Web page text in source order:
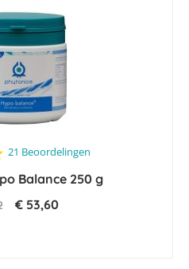
5.0
rating
21 Beoordelingen
Balance 250 g
€ 53,60